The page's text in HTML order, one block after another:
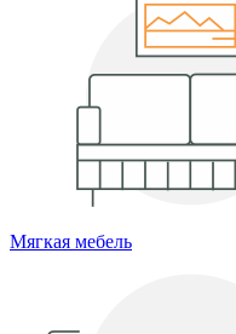
Мягкая мебель